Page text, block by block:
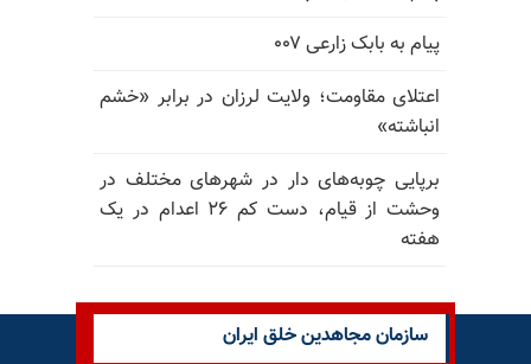
پیام به بابک زارعی ۰۰۷
اعتلای مقاومت؛ ولایت لرزان در برابر «خشم
انباشته»
برپایی چوبه‌های دار در شهرهای مختلف در
وحشت از قیام، دست کم ۲۶ اعدام در یک
هفته
سازمان مجاهدین خلق ایران